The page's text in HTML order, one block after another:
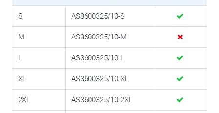
S AS3600325/10-S
M AS3600325/10-M
L AS3600325/10-L
XL AS3600325/10-XL
2XL AS3600325/10-2XL